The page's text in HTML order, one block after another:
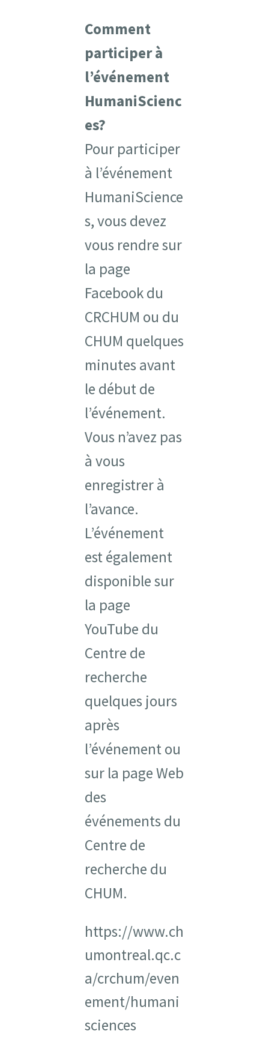
Comment
participer à
l’événement
HumaniScienc
es?
Pour participer
à l’événement
HumaniScience
s, vous devez
vous rendre sur
la page
Facebook du
CRCHUM ou du
CHUM quelques
minutes avant
le début de
l’événement.
Vous n’avez pas
à vous
enregistrer à
l’avance.
L’événement
est également
disponible sur
la page
YouTube du
Centre de
recherche
quelques jours
après
l’événement ou
sur la page Web
des
événements du
Centre de
recherche du
CHUM.
https://www.ch
umontreal.qc.c
a/crchum/even
ement/humani
sciences